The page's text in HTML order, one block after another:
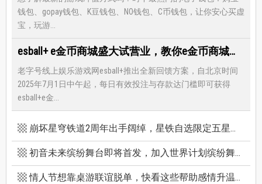
钱包、gopay钱包、K豆钱包、NO钱包、C币钱包，让你安心买虚
宝，玩游...
esball+ e金币商城盛大试营业，教你e金币商城怎么兑换最优惠
老字号线上娱乐游戏网esball+推出全新回馈方案，自北京时间
2025年7月1日中午起，每日有效投注与存款达门槛即可获得
esball+e金...
崩坏星穹铁道2周年出手阔绰，星铁自选限定五星竟有超保值人权角，新卡池机制一篇看懂
初音未来缤纷舞台即将首发，加入世界计划缤纷舞台前你必须知道的八件事
情人节想靠桌游联谊脱单，快看这些帮助感情升温的桌游技巧